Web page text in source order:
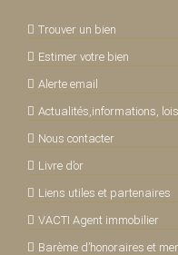
Trouver un bien
Estimer votre bien
Alerte email
Actualités,informations, lois
Nous contacter
Livre d’or
Liens utiles et partenaires
VACTI Agent immobilier
Barème d’honoraires et